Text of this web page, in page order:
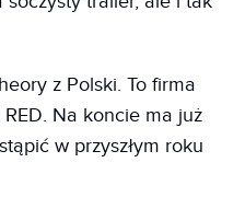
z Polski. To firma
Na koncie ma już
w przyszłym roku